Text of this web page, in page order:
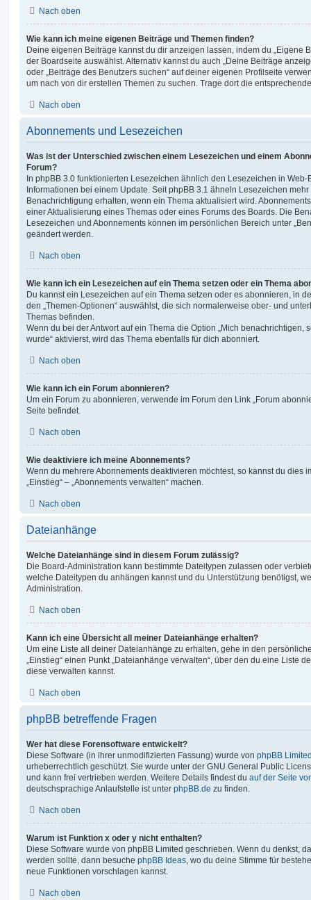
Nach oben
Wie kann ich meine eigenen Beiträge und Themen finden?
Deine eigenen Beiträge kannst du dir anzeigen lassen, indem du „Eigene
der Boardseite auswählst. Alternativ kannst du auch „Deine Beiträge
oder „Beiträge des Benutzers suchen“ auf deiner eigenen Profilseite
um nach von dir erstellen Themen zu suchen. Trage dort die
Nach oben
Abonnements und Lesezeichen
Was ist der Unterschied zwischen einem Lesezeichen und einem
Forum?
In phpBB 3.0 funktionierten Lesezeichen ähnlich den Lesezeichen in
Informationen bei einem Update. Seit phpBB 3.1 ähneln Lesezeichen
Benachrichtigung erhalten, wenn ein Thema aktualisiert wird.
einer Aktualisierung eines Themas oder eines Forums des Boards. Die
Lesezeichen und Abonnements können im persönlichen Bereich unter
geändert werden.
Nach oben
Wie kann ich ein Lesezeichen auf ein Thema setzen oder ein Thema
Du kannst ein Lesezeichen auf ein Thema setzen oder es abonnieren, in
den „Themen-Optionen“ auswählst, die sich normalerweise ober- und
Themas befinden.
Wenn du bei der Antwort auf ein Thema die Option „Mich benachrichtigen,
wurde“ aktivierst, wird das Thema ebenfalls für dich abonniert.
Nach oben
Wie kann ich ein Forum abonnieren?
Um ein Forum zu abonnieren, verwende im Forum den Link „Forum
Seite befindet.
Nach oben
Wie deaktiviere ich meine Abonnements?
Wenn du mehrere Abonnements deaktivieren möchtest, so kannst du dies
„Einstieg“ – „Abonnements verwalten“ machen.
Nach oben
Dateianhänge
Welche Dateianhänge sind in diesem Forum zulässig?
Die Board-Administration kann bestimmte Dateitypen zulassen oder
welche Dateitypen du anhängen kannst und du Unterstützung benötigst,
Administration.
Nach oben
Kann ich eine Übersicht all meiner Dateianhänge erhalten?
Um eine Liste all deiner Dateianhänge zu erhalten, gehe in den
„Einstieg“ einen Punkt „Dateianhänge verwalten“, über den du eine Liste
diese verwalten kannst.
Nach oben
phpBB betreffende Fragen
Wer hat diese Forensoftware entwickelt?
Diese Software (in ihrer unmodifizierten Fassung) wurde von phpBB
urheberrechtlich geschützt. Sie wurde unter der GNU General Public
und kann frei vertrieben werden. Weitere Details findest du auf der Seite
deutschsprachige Anlaufstelle ist unter phpBB.de zu finden.
Nach oben
Warum ist Funktion x oder y nicht enthalten?
Diese Software wurde von phpBB Limited geschrieben. Wenn du denkst,
werden sollte, dann besuche phpBB Ideas , wo du deine Stimme für
neue Funktionen vorschlagen kannst.
Nach oben